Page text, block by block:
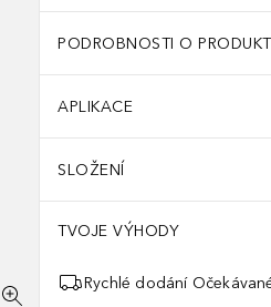
PODROBNOSTI O
APLIKACE
SLOŽENÍ
TVOJE VÝHODY
Rychlé dodání